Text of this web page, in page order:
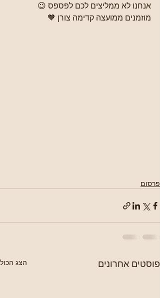
אנחנו לא ממליצים לכם לפספס 😉
מוזמנים ממועצה קדימה צורן 🧡
פרסום
פוסטים אחרונים הצג הכול